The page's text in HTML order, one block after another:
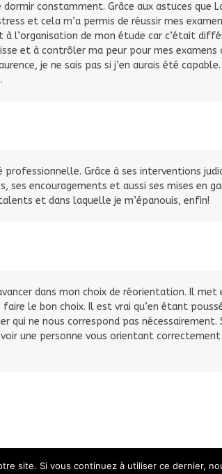
constamment. Grâce aux astuces que
et cela m’a permis de réussir mes
l’organisation de mon étude car c’était
et à contrôler ma peur pour mes examens
je ne sais pas si j’en aurais été
Grâce à ses interventions
encouragements et aussi ses mises en
et dans laquelle je m’épanouis, enfin!
dans mon choix de réorientation. Il
le bon choix. Il est vrai qu’en étant
ne nous correspond pas nécessairement.
une personne vous orientant
site. Si vous continuez à utiliser ce dernier,